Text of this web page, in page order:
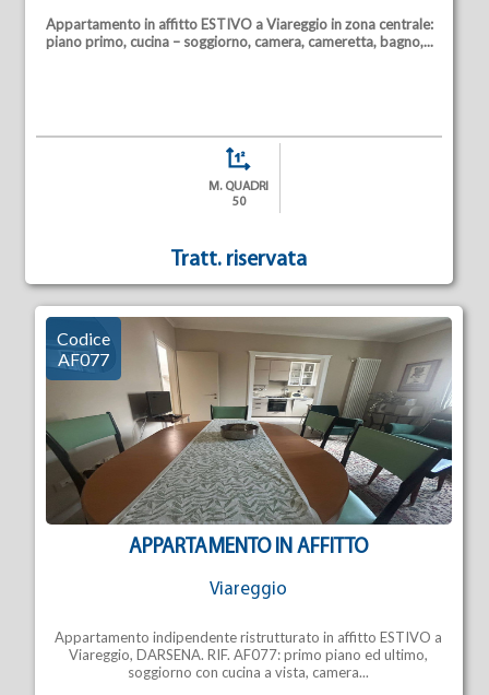
Appartamento in affitto ESTIVO a Viareggio in zona centrale:
piano primo, cucina – soggiorno, camera, cameretta, bagno,...
M. QUADRI
50
Tratt. riservata
APPARTAMENTO IN AFFITTO
Viareggio
Codice
AF077
Appartamento indipendente ristrutturato in affitto ESTIVO a
Viareggio, DARSENA. RIF. AF077: primo piano ed ultimo,
soggiorno con cucina a vista, camera...